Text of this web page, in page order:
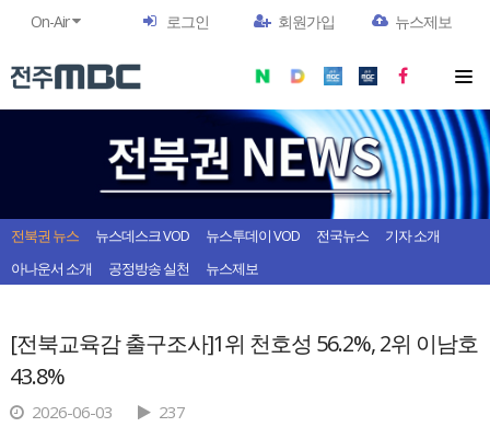
On-Air 로그인 회원가입 뉴스제보
전북권 뉴스 뉴스데스크 VOD 뉴스투데이 VOD 전국뉴스
기자 소개
아나운서 소개
공정방송 실천 뉴스제보
[전북교육감 출구조사]1위 천호성 56.2%, 2위 이남호
43.8%
2026-06-03 237